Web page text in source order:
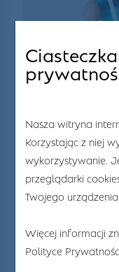
23Lis 2021
Nasza witryna
Korzystając z niej
wykorzystywanie.
przeglądarki
Twojego
Więcej informacji
Polityce